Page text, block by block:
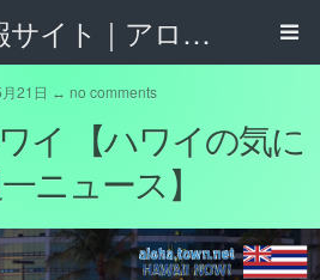
ハワイ情報サイト｜アロハタウンネット
21日 ↔ no comments
イ 【ハワイの気に
ニュース】